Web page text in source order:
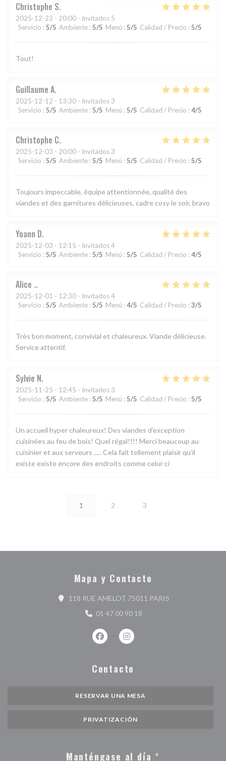
Christophe S
2025-12-22 - 20:00 - Invitados 5
Servicio : 5/5 Ambiente : 5/5 Menú : 5/5 Calidad / Precio : 5/5
Tout!
Guillaume A
2025-12-12 - 13:30 - Invitados 3
Servicio : 5/5 Ambiente : 5/5 Menú : 5/5 Calidad / Precio : 4/5
Christophe C
2025-12-03 - 20:00 - Invitados 3
Servicio : 5/5 Ambiente : 5/5 Menú : 5/5 Calidad / Precio : 5/5
Toujours impeccable, équipe attentionnée, qualité des
viandes et des garnitures délicieuses, cadre cosy le soir, bravo
Yoann D
2025-12-03 - 12:15 - Invitados 4
Servicio : 5/5 Ambiente : 5/5 Menú : 5/5 Calidad / Precio : 4/5
Alice .
2025-12-01 - 12:30 - Invitados 4
Servicio : 5/5 Ambiente : 5/5 Menú : 4/5 Calidad / Precio : 3/5
Très bon moment, convivial et chaleureux. Viande délicieuse.
Service attentif.
Sylvie N
2025-11-25 - 12:45 - Invitados 3
Servicio : 5/5 Ambiente : 5/5 Menú : 5/5 Calidad / Precio : 5/5
Un accueil hyper chaleureux! Des viandes d'exception
cuisinées au feu de bois! Quel régal!!!! Merci beaucoup au
cuisinier et aux serveurs ..... Cela fait tellement plaisir qu'il
existe existe encore des endroits comme celui-ci
1 2 3
Mapa y Contacto
118 RUE AMELOT 75011 PARIS((abre en una
01 47 00 90 18
Facebook ((abre en una nueva
Instagram ((abre en una
Contacto
RESERVAR UNA MESA
PRIVATIZACIÓN
Manténgase al día *